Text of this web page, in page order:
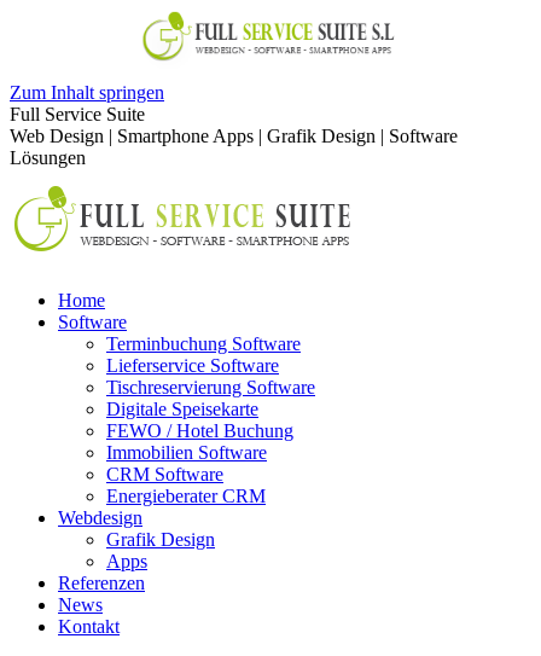
Zum Inhalt springen
Full Service Suite
Web Design | Smartphone Apps | Grafik Design | Software
Lösungen
Home
Software
Terminbuchung Software
Lieferservice Software
Tischreservierung Software
Digitale Speisekarte
FEWO / Hotel Buchung
Immobilien Software
CRM Software
Energieberater CRM
Webdesign
Grafik Design
Apps
Referenzen
News
Kontakt